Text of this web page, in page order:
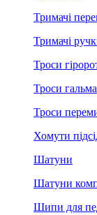
Тримачі
Тримачі
Троси
Троси гальма
Троси
Хомути
Шатуни
Шатуни
Шипи для